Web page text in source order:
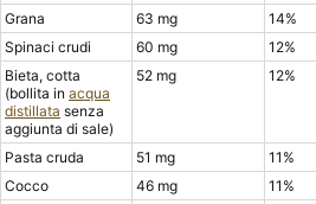
Grana 63 mg 14%
Spinaci crudi
60 mg 12%
Bieta, cotta
(bollita in acqua
distillata senza
aggiunta di sale)
52 mg 12%
Pasta cruda 51 mg 11%
Cocco
46 mg 11%